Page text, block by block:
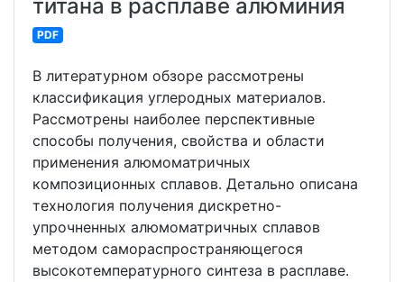
титана в расплаве алюминия
PDF
В литературном обзоре рассмотрены
классификация углеродных материалов.
Рассмотрены наиболее перспективные
способы получения, свойства и области
применения алюмоматричных
композиционных сплавов. Детально описана
технология получения дискретно-
упрочненных алюмоматричных сплавов
методом самораспространяющегося
высокотемпературного синтеза в расплаве.